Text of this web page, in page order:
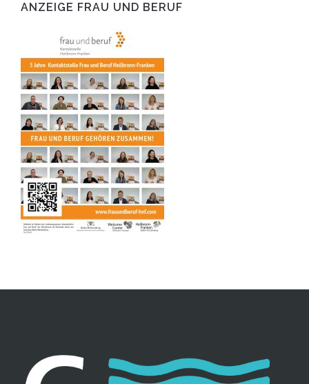
ANZEIGE FRAU UND BERUF